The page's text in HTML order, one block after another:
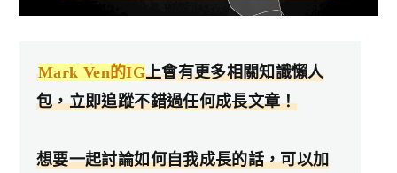
Mark Ven的IG上會有更多相關知識懶人
包，立即追蹤不錯過任何成長文章！
想要一起討論如何自我成長的話，可以加